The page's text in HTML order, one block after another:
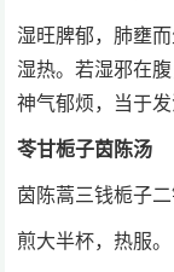
湿旺脾郁，肺壅
湿热。若湿邪在
神气郁烦，当于
苓甘栀子茵陈汤
茵陈蒿三钱栀子
煎大半杯，热服。